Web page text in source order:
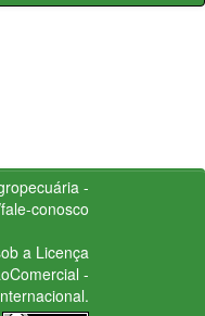
-
conosco
a Licença
-